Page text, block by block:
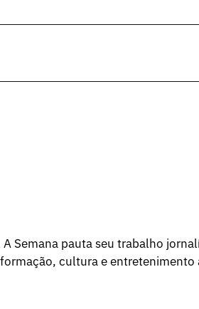
Semana pauta seu trabalho
cultura e entretenimento